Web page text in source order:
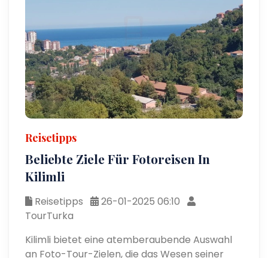
Reisetipps
Beliebte Ziele Für Fotoreisen In
Kilimli
Reisetipps
26-01-2025 06:10
TourTurka
Kilimli bietet eine atemberaubende Auswahl
an Foto-Tour-Zielen, die das Wesen seiner